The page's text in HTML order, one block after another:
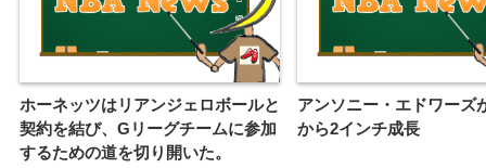
ホーネッツはリアンジェロボールと
契約を結び、Gリーグチームに参加
するための道を切り開いた。
アンソニー・エドワーズ
から2インチ成長